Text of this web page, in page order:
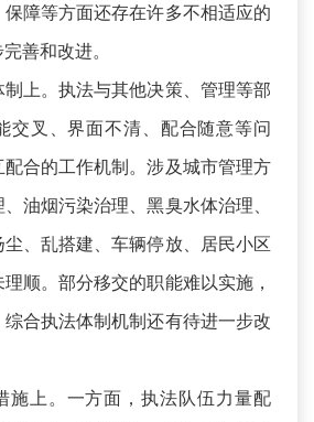
障等方面还存在许多不相适应的
善和改进。
上。执法与其他决策、管理等部
交叉、界面不清、配合随意等问
合的工作机制。涉及城市管理方
油烟污染治理、黑臭水体治理、
、乱搭建、车辆停放、居民小区
顺。部分移交的职能难以实施，
合执法体制机制还有待进一步改
施上。一方面，执法队伍力量配